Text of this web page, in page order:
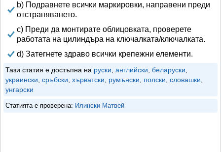
b) Подравнете всички маркировки, направени преди
отстраняването.
c) Преди да монтирате облицовката, проверете
работата на цилиндъра на ключалката/ключалката.
d) Затегнете здраво всички крепежни елементи.
Тази статия е достъпна на руски английски беларуски
украински сръбски хърватски румънски полски словашки
унгарски
Статията е проверена: Илински Матвей